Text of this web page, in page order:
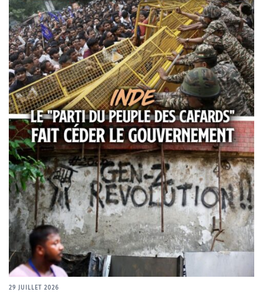
29 JUILLET 2026